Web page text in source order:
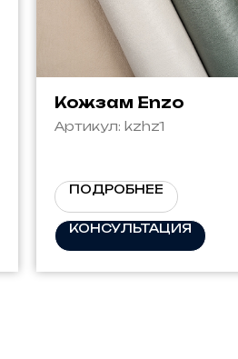
Кожзам Enzo
Артикул: kzhz1
ПОДРОБНЕЕ
КОНСУЛЬТАЦИЯ